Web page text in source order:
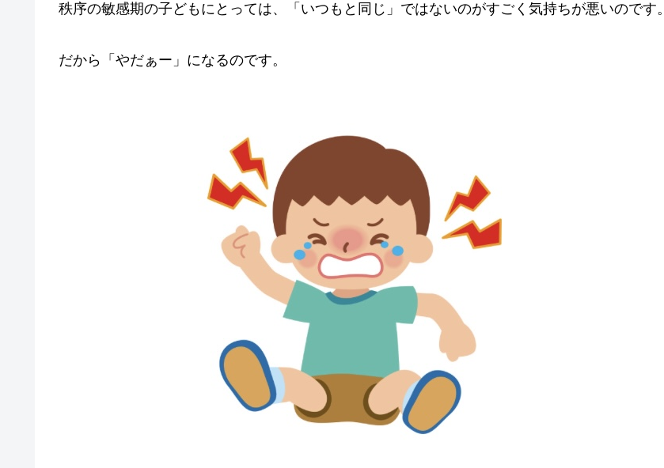
秩序の敏感期の子どもにとっては、「いつもと同じ」ではないのがすごく気持ちが悪いのです。
だから「やだぁー」になるのです。